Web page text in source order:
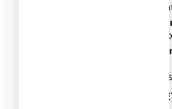
Consultez
Si vous oubliez de
Ne prenez pas de dose
Si vous arrêtez de
Si vous avez d’autres
4. QUELS SONT LES